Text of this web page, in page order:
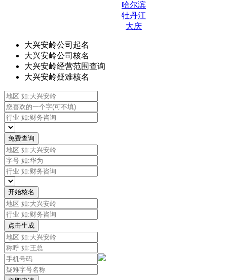
哈尔滨
牡丹江
大庆
大兴安岭公司起名
大兴安岭公司核名
大兴安岭经营范围查询
大兴安岭疑难核名
免费查询
开始核名
点击生成